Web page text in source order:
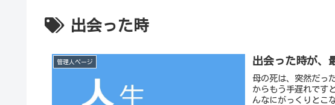
出会った時
管理人ページ 出会った時が、
母の死は、突然だっ
からもう手遅れです
んなにがっくりとこ